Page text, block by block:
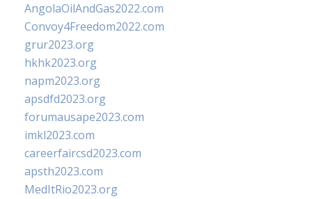
AngolaOilAndGas2022.com
Convoy4Freedom2022.com
grur2023.org
hkhk2023.org
napm2023.org
apsdfd2023.org
forumausape2023.com
imkl2023.com
careerfaircsd2023.com
apsth2023.com
MedItRio2023.org